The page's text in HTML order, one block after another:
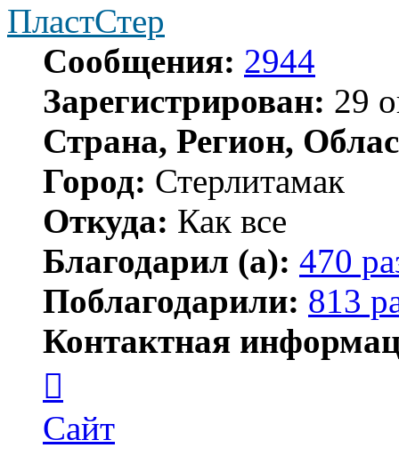
ПластСтер
Сообщения: 2944
Зарегистрирован: 29
Страна, Регион,
Город: Стерлитамак
Откуда: Как все
Благодарил (а): 470
Поблагодарили: 813
Контактная
пользователя
ПластСтер
Сайт